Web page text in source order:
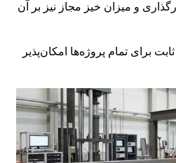
و میزان خیز مجاز نیز بر آن
برای تمام پروژه‌ها امکان‌پذیر